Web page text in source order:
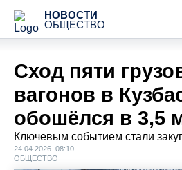
НОВОСТИ
ОБЩЕСТВО
Сход пяти
вагонов в
обошёлся в 3,5
Ключевым событием стали
24.04.2026 08:10
ОБЩЕСТВО